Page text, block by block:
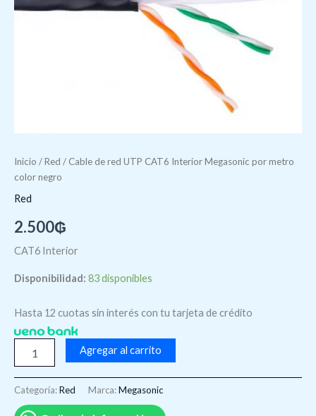
Inicio /Red / Cable de red UTP CAT6 Interior Megasonic por metro
color negro
Red
2.500₲
CAT6 Interior
Disponibilidad: 83 disponibles
Hasta 12 cuotas sin interés con tu tarjeta de crédito
cantidad
Agregar al carrito
Categoría:Red Marca:Megasonic